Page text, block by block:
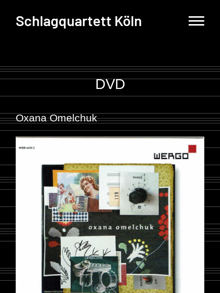
Schlagquartett Köln
DVD
Oxana Omelchuk